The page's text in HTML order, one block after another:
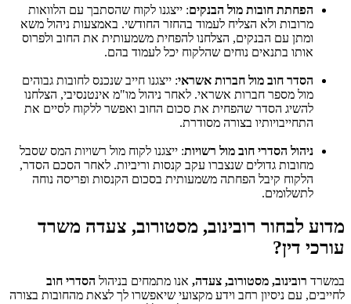
הפחתת חובות מול הבנקים: ייצגנו לקוח שהסתבך עם הלוואות
מרובות ולא הצליח לעמוד בהחזר החודשי. באמצעות ניהול משא
ומתן עם הבנקים, הצלחנו להפחית משמעותית את החוב ולפרוס
אותו בתנאים נוחים שהלקוח יכל לעמוד בהם.
הסדר חוב מול חברות אשראי: ייצגנו חייב שנכנס לחובות גבוהים
מול מספר חברות אשראי. לאחר ניהול מו"מ אינטנסיבי, הצלחנו
להשיג הסדר שהפחית את סכום החוב ואפשר ללקוח לסיים את
התחייבויותיו בצורה מסודרת.
ניהול הסדרי חוב מול רשויות: ייצגנו לקוח מול רשויות המס שסבל
מחובות גדולים שנצברו עקב קנסות וריביות. לאחר הסכם הסדר,
הלקוח קיבל הפחתה משמעותית בסכום הקנסות ופריסה נוחה
לתשלומים.
מדוע לבחור רובינוב, מסטורוב, צעדה משרד
עורכי דין?
במשרד רובינוב, מסטורוב, צעדה, אנו מתמחים בניהול הסדרי חוב
לחייבים, עם ניסיון רחב וידע מקצועי שיאפשרו לך לצאת מהחובות בצורה